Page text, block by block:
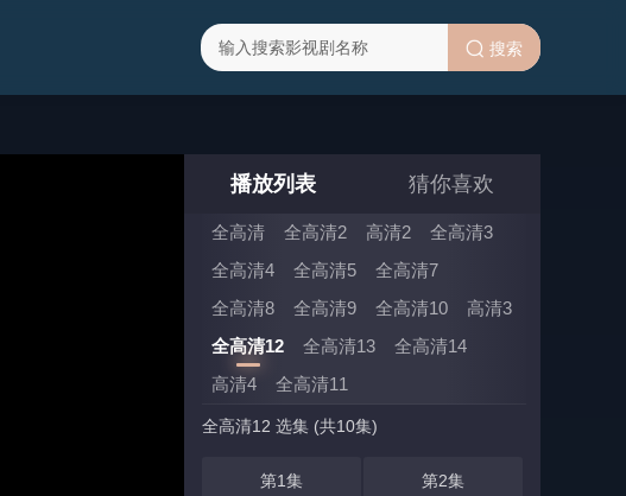
搜索
播放列表 猜你喜欢
全高清 全高清2 高清2
全高清3
全高清4
全高清5
全高清7
全高清8
全高清9 全高清10
高清3
全高清12
全高清13
全高清14
高清4
全高清11
全高清12 选集 (共10集)
第1集 第2集